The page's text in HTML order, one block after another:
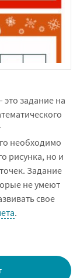
задание на
необходимо
рисунка, но и
Задание
не умеют
свое
.